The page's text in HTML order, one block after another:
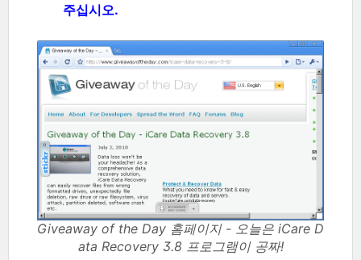
주십시오.
Giveaway of the Day 홈페이지 - 오늘은 iCare D
ata Recovery 3.8 프로그램이 공짜!